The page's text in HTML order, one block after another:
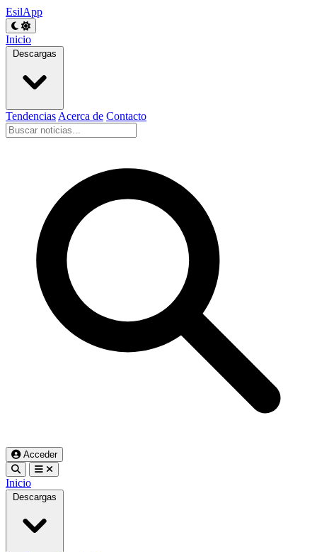
EsilApp
Inicio
Descargas
Tendencias Acerca de Contacto
Acceder
Inicio
Descargas